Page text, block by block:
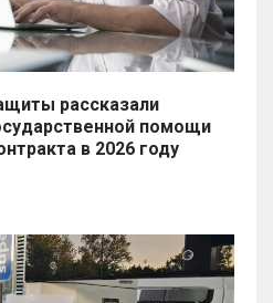
рассказали
помощи
в 2026 году